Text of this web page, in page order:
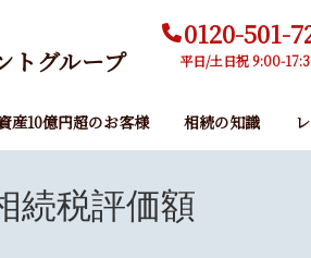
トグループ
0120-501-
平日/土日祝 9:00-
産10億円超のお客様 相続の知識
続税評価額